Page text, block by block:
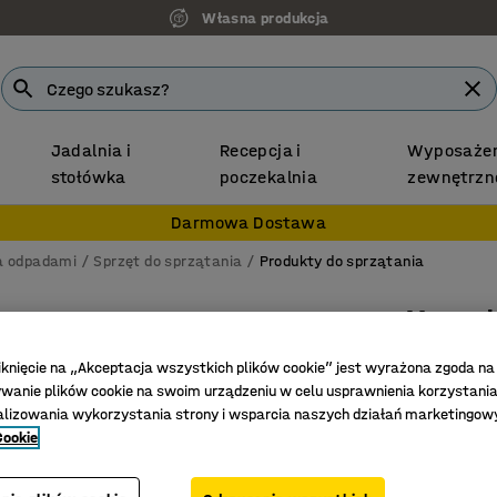
Własna produkcja
Jadalnia i
stołówka
Recepcja i
poczekalnia
Darmowa Dostawa
odpadami Sprzęt do sprzątania Produkty do sprzątania
Mop
Nr art.:
Łatwa
Do
na „Akceptacja wszystkich plików cookie” jest wyrażona zgoda na
plików cookie na swoim urządzeniu w celu usprawnienia
wykorzystania strony i wsparcia naszych działań